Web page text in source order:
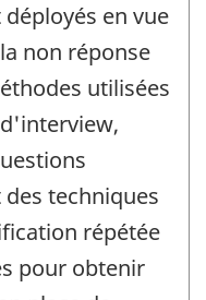
en vue
non réponse
utilisées
techniques
répétée
pour obtenir